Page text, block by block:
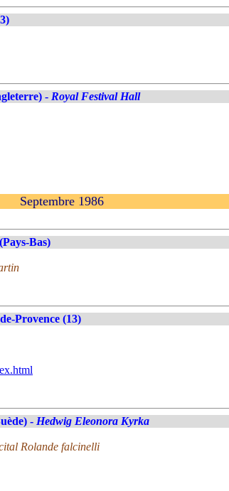
- Royal Festival Hall
Septembre 1986
Bas)
Provence (13)
- Hedwig Eleonora Kyrka
Rolande falcinelli